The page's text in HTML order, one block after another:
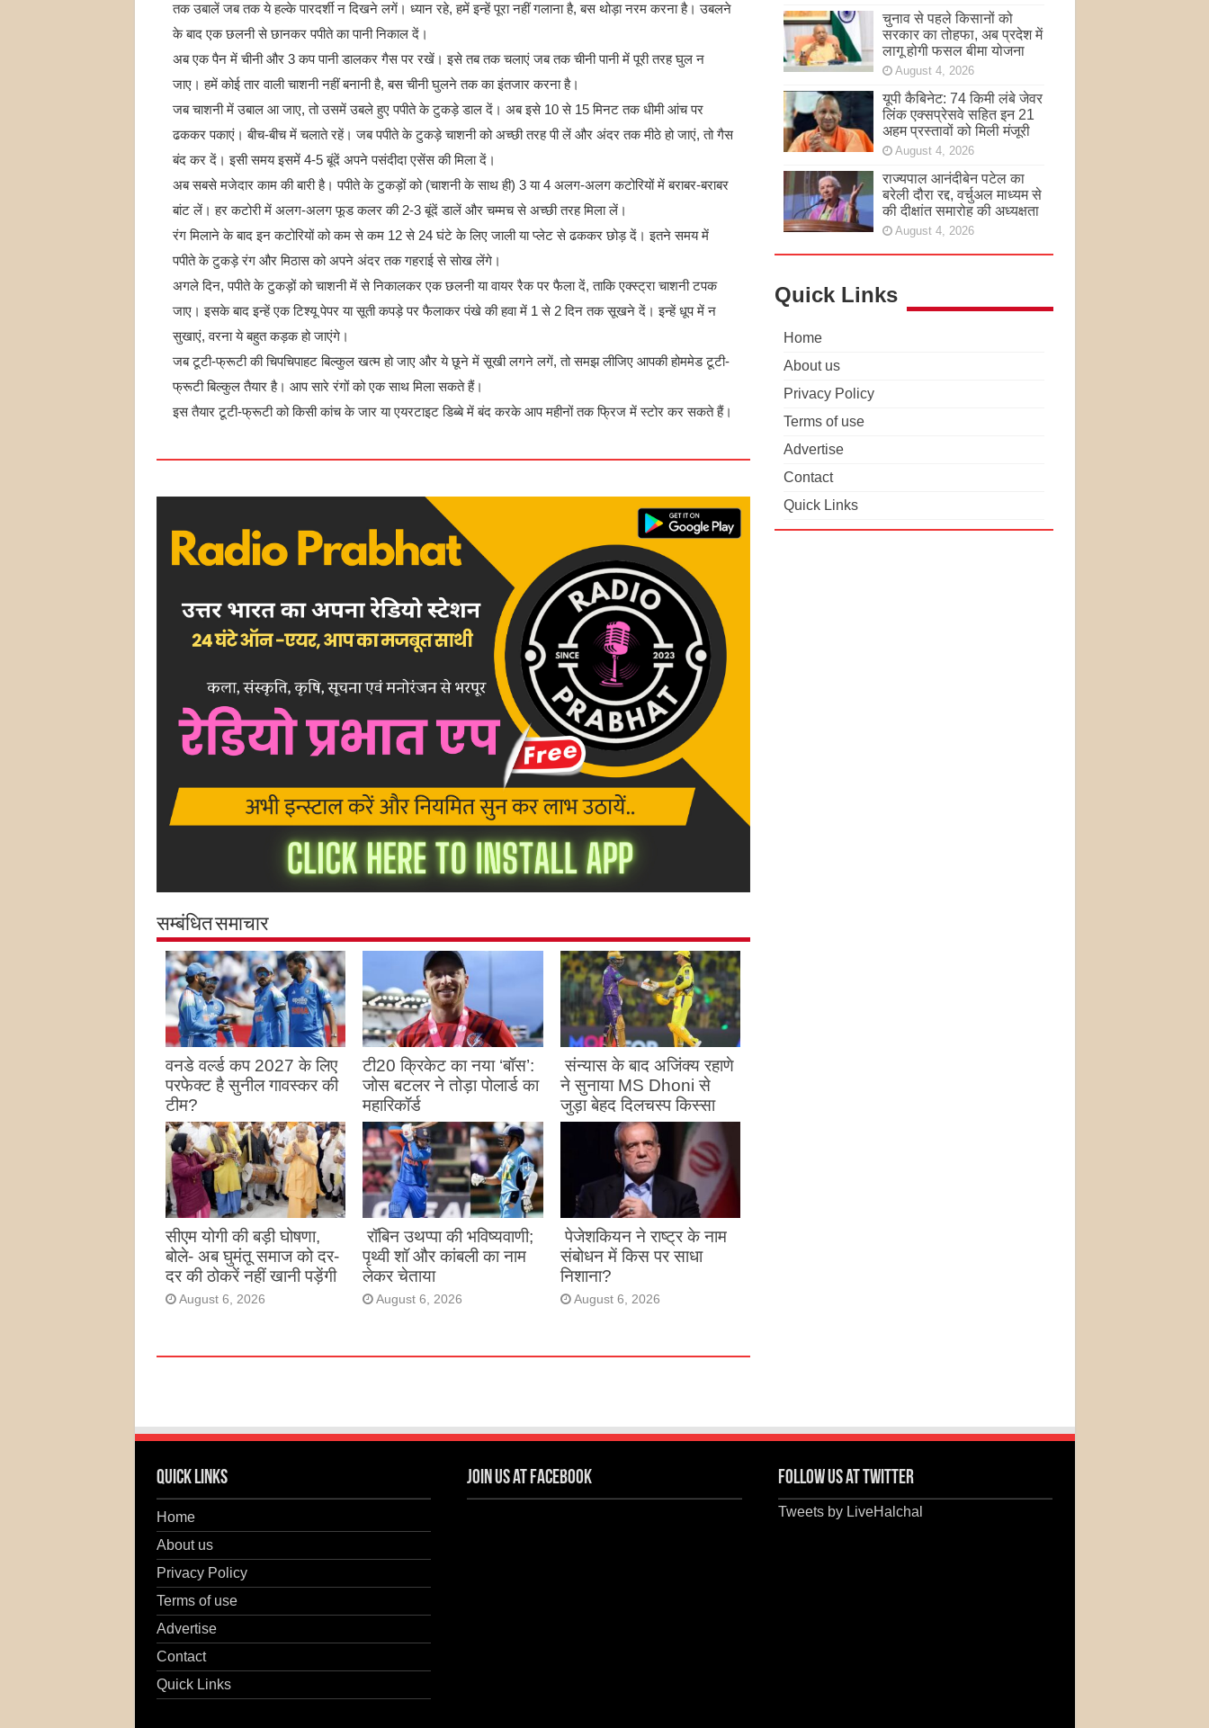
तक उबालें जब तक ये हल्के पारदर्शी न दिखने लगें। ध्यान रहे, हमें इन्हें पूरा नहीं गलाना है, बस थोड़ा नरम करना है। उबलने
के बाद एक छलनी से छानकर पपीते का पानी निकाल दें।
अब एक पैन में चीनी और 3 कप पानी डालकर गैस पर रखें। इसे तब तक चलाएं जब तक चीनी पानी में पूरी तरह घुल न
जाए। हमें कोई तार वाली चाशनी नहीं बनानी है, बस चीनी घुलने तक का इंतजार करना है।
जब चाशनी में उबाल आ जाए, तो उसमें उबले हुए पपीते के टुकड़े डाल दें। अब इसे 10 से 15 मिनट तक धीमी आंच पर
ढककर पकाएं। बीच-बीच में चलाते रहें। जब पपीते के टुकड़े चाशनी को अच्छी तरह पी लें और अंदर तक मीठे हो जाएं, तो गैस
बंद कर दें। इसी समय इसमें 4-5 बूंदें अपने पसंदीदा एसेंस की मिला दें।
अब सबसे मजेदार काम की बारी है। पपीते के टुकड़ों को (चाशनी के साथ ही) 3 या 4 अलग-अलग कटोरियों में बराबर-बराबर
बांट लें। हर कटोरी में अलग-अलग फूड कलर की 2-3 बूंदें डालें और चम्मच से अच्छी तरह मिला लें।
रंग मिलाने के बाद इन कटोरियों को कम से कम 12 से 24 घंटे के लिए जाली या प्लेट से ढककर छोड़ दें। इतने समय में
पपीते के टुकड़े रंग और मिठास को अपने अंदर तक गहराई से सोख लेंगे।
अगले दिन, पपीते के टुकड़ों को चाशनी में से निकालकर एक छलनी या वायर रैक पर फैला दें, ताकि एक्स्ट्रा चाशनी टपक
जाए। इसके बाद इन्हें एक टिश्यू पेपर या सूती कपड़े पर फैलाकर पंखे की हवा में 1 से 2 दिन तक सूखने दें। इन्हें धूप में न
सुखाएं, वरना ये बहुत कड़क हो जाएंगे।
जब टूटी-फ्रूटी की चिपचिपाहट बिल्कुल खत्म हो जाए और ये छूने में सूखी लगने लगें, तो समझ लीजिए आपकी होममेड टूटी-
फ्रूटी बिल्कुल तैयार है। आप सारे रंगों को एक साथ मिला सकते हैं।
इस तैयार टूटी-फ्रूटी को किसी कांच के जार या एयरटाइट डिब्बे में बंद करके आप महीनों तक फ्रिज में स्टोर कर सकते हैं।
सम्बंधित समाचार
वनडे वर्ल्ड कप 2027 के लिए
परफेक्ट है सुनील गावस्कर की
टीम?
August 6, 2026
टी20 क्रिकेट का नया ‘बॉस’:
जोस बटलर ने तोड़ा पोलार्ड का
महारिकॉर्ड
August 6, 2026
संन्यास के बाद अजिंक्‍य रहाणे
ने सुनाया MS Dhoni से
जुड़ा बेहद दिलचस्प किस्सा
August 6, 2026
सीएम योगी की बड़ी घोषणा,
बोले- अब घुमंतू समाज को दर-
दर की ठोकरें नहीं खानी पड़ेंगी
August 6, 2026
रॉबिन उथप्पा की भविष्यवाणी;
पृथ्वी शॉ और कांबली का नाम
लेकर चेताया
August 6, 2026
पेजेशकियन ने राष्ट्र के नाम
संबोधन में किस पर साधा
निशाना?
August 6, 2026
चुनाव से पहले किसानों को
सरकार का तोहफा, अब प्रदेश में
लागू होगी फसल बीमा योजना
August 4, 2026
यूपी कैबिनेट: 74 किमी लंबे जेवर
लिंक एक्सप्रेसवे सहित इन 21
अहम प्रस्तावों को मिली मंजूरी
August 4, 2026
राज्यपाल आनंदीबेन पटेल का
बरेली दौरा रद्द, वर्चुअल माध्यम से
की दीक्षांत समारोह की अध्यक्षता
August 4, 2026
Quick Links
Home
About us
Privacy Policy
Terms of use
Advertise
Contact
Quick Links
Quick Links
Home
About us
Privacy Policy
Terms of use
Advertise
Contact
Quick Links
Join us at Facebook Follow us at Twitter
Tweets by LiveHalchal